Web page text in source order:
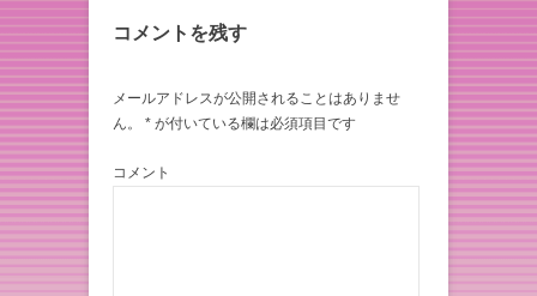
コメントを残す
メールアドレスが公開されることはありませ
ん。
* が付いている欄は必須項目です
コメント